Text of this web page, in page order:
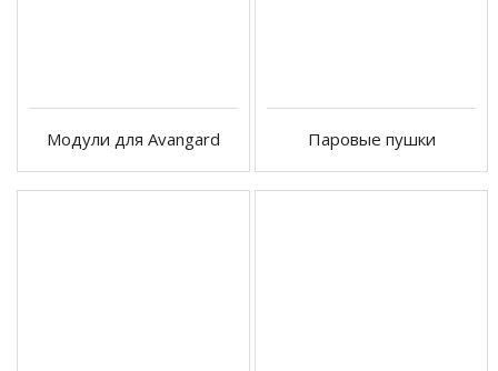
Модули для Avangard Паровые пушки